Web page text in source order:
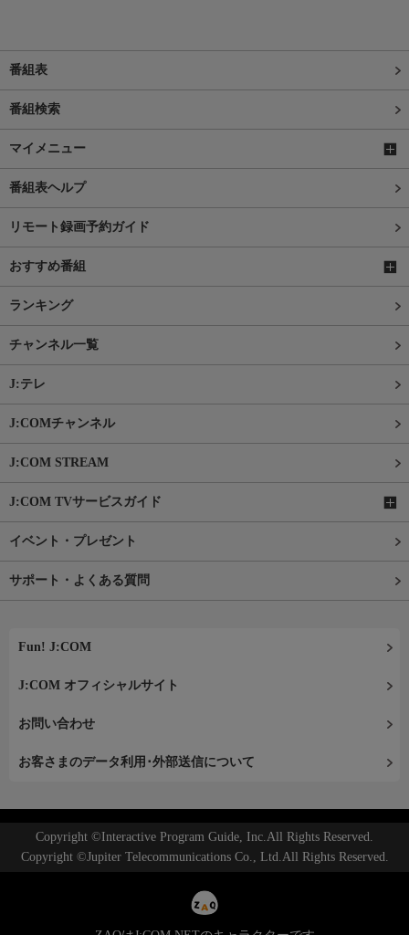
番組表
番組検索
マイメニュー
番組表ヘルプ
リモート録画予約ガイド
おすすめ番組
ランキング
チャンネル一覧
J:テレ
J:COMチャンネル
J:COM STREAM
J:COM TVサービスガイド
イベント・プレゼント
サポート・よくある質問
Fun! J:COM
J:COM オフィシャルサイト
お問い合わせ
お客さまのデータ利用･外部送信について
Copyright ©Interactive Program Guide, Inc.All Rights Reserved.
Copyright ©Jupiter Telecommunications Co., Ltd.All Rights Reserved.